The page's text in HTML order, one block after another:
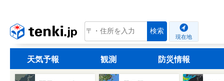
tenki.jp 検索
現在地
天気予報 観測 防災情報